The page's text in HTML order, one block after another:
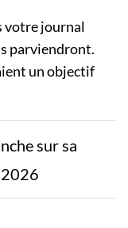
votre journal
parviendront.
un objectif
sur sa